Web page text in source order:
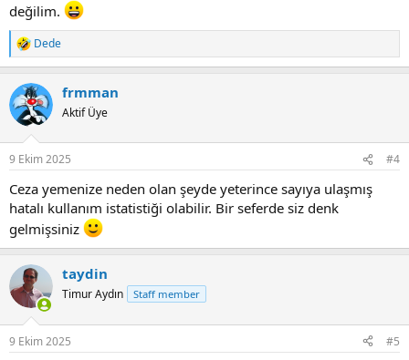
değilim.
R
e
c
t
i
s
Dede
frmman
Aktif Üye
9 Ekim 2025 #4
Ceza yemenize neden olan şeyde yeterince sayıya ulaşmış
hatalı kullanım istatistiği olabilir. Bir seferde siz denk
gelmişsiniz
taydin
Timur Aydın Staff member
9 Ekim 2025 #5